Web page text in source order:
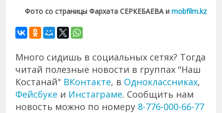
Фото со страницы Фархата СЕРКЕБАЕВА и mobfilm.kz
Много сидишь в социальных сетях? Тогда
читай полезные новости в группах "Наш
Костанай" ВКонтакте, в Одноклассниках,
Фейсбуке и Инстаграме. Сообщить нам
новость можно по номеру 8-776-000-66-77